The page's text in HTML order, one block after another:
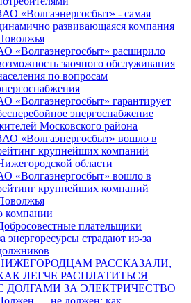
«Волгаэнергосбыт» - самая
развивающаяся компания
«Волгаэнергосбыт» расширило
заочного обслуживания
по вопросам
«Волгаэнергосбыт» гарантирует
энергоснабжение
Московского района
«Волгаэнергосбыт» вошло в
крупнейших компаний
области
«Волгаэнергосбыт» вошло в
крупнейших компаний
плательщики
энергоресурсы страдают из-за
РАССКАЗАЛИ,
ЛЕГЧЕ РАСПЛАТИТЬСЯ
ДОЛГАМИ ЗА ЭЛЕКТРИЧЕСТВО